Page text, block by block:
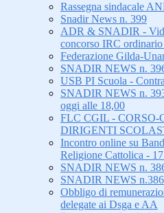
Rassegna sindacale
Snadir News n. 399
ADR & SNADIR -
concorso IRC
Federazione Gilda-
SNADIR NEWS n.
USB PI Scuola -
SNADIR NEWS n.
oggi alle 18,00
FLC CGIL - CORSO-
DIRIGENTI
Incontro online su
Religione Cattolica -
SNADIR NEWS n.
SNADIR NEWS n.386
Obbligo di
delegate ai Dsga e AA